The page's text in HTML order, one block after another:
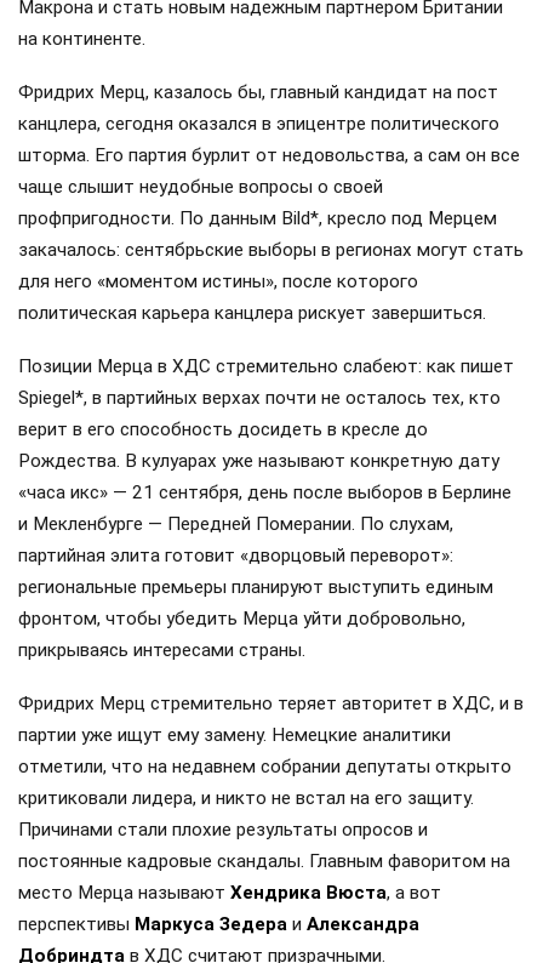
Макрона и стать новым надежным партнером Британии
на континенте.
Фридрих Мерц, казалось бы, главный кандидат на пост
канцлера, сегодня оказался в эпицентре политического
шторма. Его партия бурлит от недовольства, а сам он все
чаще слышит неудобные вопросы о своей
профпригодности. По данным Bild*, кресло под Мерцем
закачалось: сентябрьские выборы в регионах могут стать
для него «моментом истины», после которого
политическая карьера канцлера рискует завершиться.
Позиции Мерца в ХДС стремительно слабеют: как пишет
Spiegel*, в партийных верхах почти не осталось тех, кто
верит в его способность досидеть в кресле до
Рождества. В кулуарах уже называют конкретную дату
«часа икс» — 21 сентября, день после выборов в Берлине
и Мекленбурге — Передней Померании. По слухам,
партийная элита готовит «дворцовый переворот»:
региональные премьеры планируют выступить единым
фронтом, чтобы убедить Мерца уйти добровольно,
прикрываясь интересами страны.
Фридрих Мерц стремительно теряет авторитет в ХДС, и в
партии уже ищут ему замену. Немецкие аналитики
отметили, что на недавнем собрании депутаты открыто
критиковали лидера, и никто не встал на его защиту.
Причинами стали плохие результаты опросов и
постоянные кадровые скандалы. Главным фаворитом на
место Мерца называют Хендрика Вюста, а вот
перспективы Маркуса Зедера и Александра
Добриндта в ХДС считают призрачными.